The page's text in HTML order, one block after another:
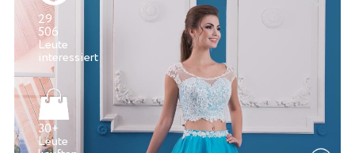
29
506
Leute
30+
Leute